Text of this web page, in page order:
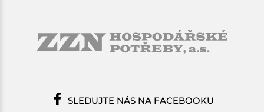
SLEDUJTE NÁS NA FACEBOOKU